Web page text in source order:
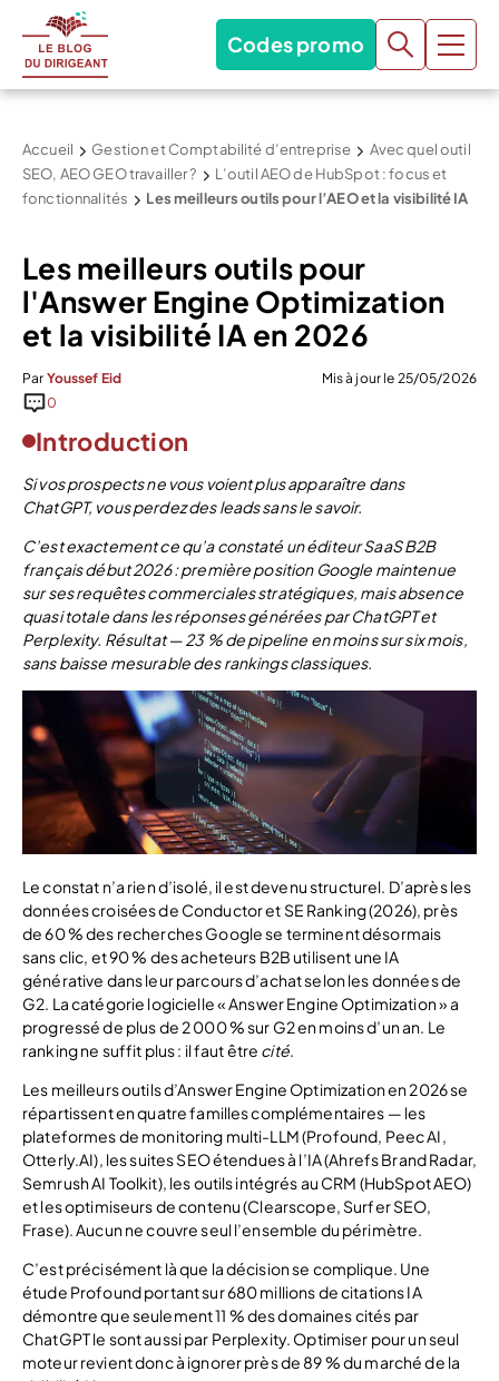
Codes promo
Accueil Gestion et Comptabilité d’entreprise
Avec quel outil
SEO, AEO GEO travailler ?
L’outil AEO de HubSpot : focus et
fonctionnalités
Les meilleurs outils pour l’AEO et la visibilité IA
Les meilleurs outils pour
l'Answer Engine Optimization
et la visibilité IA en 2026
Par Youssef Eid
Mis à jour le 25/05/2026
0
Introduction
Si vos prospects ne vous voient plus apparaître dans
ChatGPT, vous perdez des leads sans le savoir.
C’est exactement ce qu’a constaté un éditeur SaaS B2B
français début 2026 : première position Google maintenue
sur ses requêtes commerciales stratégiques, mais absence
quasi totale dans les réponses générées par ChatGPT et
Perplexity. Résultat — 23 % de pipeline en moins sur six mois,
sans baisse mesurable des rankings classiques.
Le constat n’a rien d’isolé, il est devenu structurel. D’après les
données croisées de Conductor et SE Ranking (2026), près
de 60 % des recherches Google se terminent désormais
sans clic, et 90 % des acheteurs B2B utilisent une IA
générative dans leur parcours d’achat selon les données de
G2. La catégorie logicielle « Answer Engine Optimization » a
progressé de plus de 2 000 % sur G2 en moins d’un an. Le
ranking ne suffit plus : il faut être cité.
Les meilleurs outils d’Answer Engine Optimization en 2026 se
répartissent en quatre familles complémentaires — les
plateformes de monitoring multi-LLM (Profound, Peec AI,
Otterly.AI), les suites SEO étendues à l’IA (Ahrefs Brand Radar,
Semrush AI Toolkit), les outils intégrés au CRM (HubSpot AEO)
et les optimiseurs de contenu (Clearscope, Surfer SEO,
Frase). Aucun ne couvre seul l’ensemble du périmètre.
C’est précisément là que la décision se complique. Une
étude Profound portant sur 680 millions de citations IA
démontre que seulement 11 % des domaines cités par
ChatGPT le sont aussi par Perplexity. Optimiser pour un seul
moteur revient donc à ignorer près de 89 % du marché de la